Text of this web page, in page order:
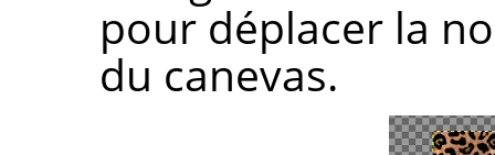
pour déplacer la
du canevas.